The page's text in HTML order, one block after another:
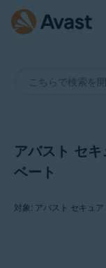
アバスト セ
ベート
対象: アバスト セキュ